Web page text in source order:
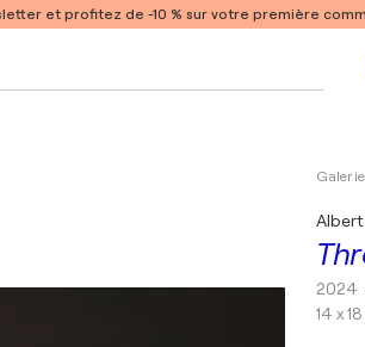
et profitez de -10 % sur votre première
Albert
2024
14 x